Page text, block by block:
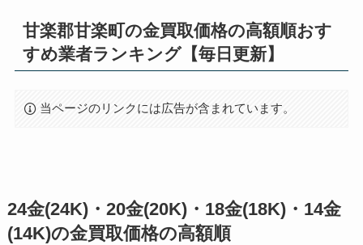
甘楽郡甘楽町の金買取価格の高額順おす
すめ業者ランキング【毎日更新】
当ページのリンクには広告が含まれています。
24金(24K)・20金(20K)・18金(18K)・14金
(14K)の金買取価格の高額順